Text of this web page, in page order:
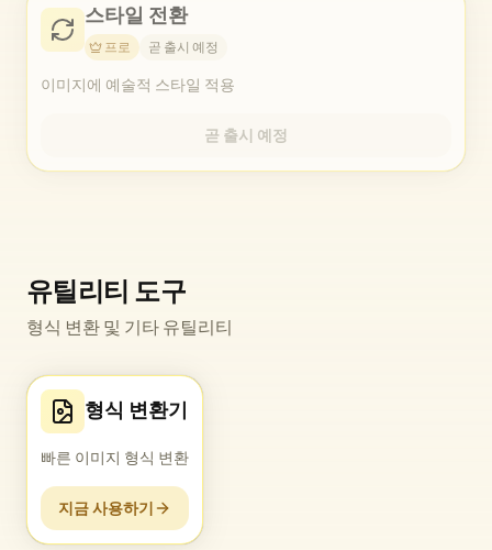
스타일 전환
프로 곧 출시 예정
이미지에 예술적 스타일 적용
곧 출시 예정
유틸리티 도구
형식 변환 및 기타 유틸리티
형식 변환기
빠른 이미지 형식 변환
지금 사용하기